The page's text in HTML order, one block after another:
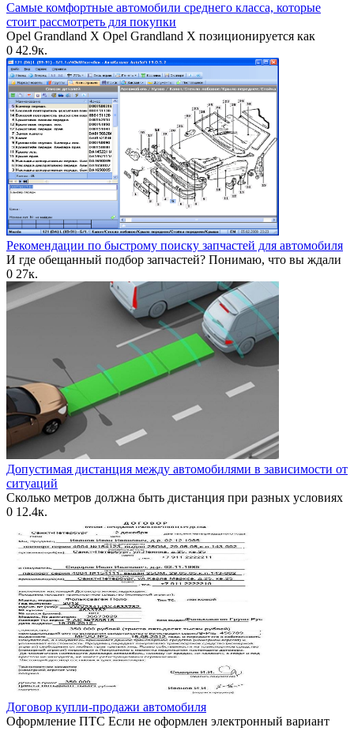
Самые комфортные автомобили среднего класса, которые
стоит рассмотреть для покупки
Opel Grandland X Opel Grandland X позиционируется как
0 42.9к.
Рекомендации по быстрому поиску запчастей для автомобиля
И где обещанный подбор запчастей? Понимаю, что вы ждали
0 27к.
Допустимая дистанция между автомобилями в зависимости от
ситуаций
Сколько метров должна быть дистанция при разных условиях
0 12.4к.
Договор купли-продажи автомобиля
Оформление ПТС Если не оформлен электронный вариант